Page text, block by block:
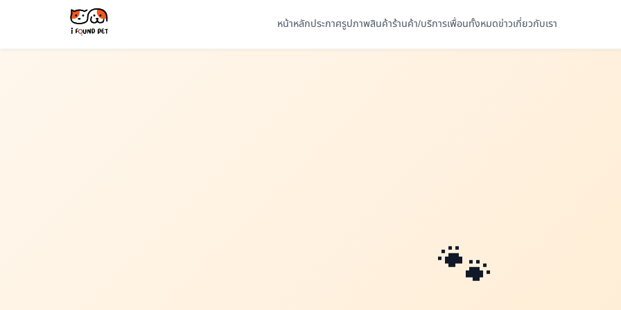
หน้าหลักประกาศรูปภาพสินค้าร้านค้า/บริการเพื่อนทั้งหมดข่าวเกี่ยวกับเรา
🐾